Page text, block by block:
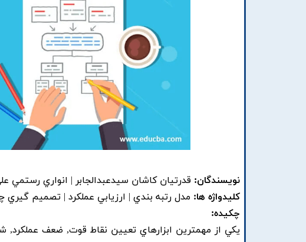
نویسندگان: قدرتيان کاشان سيدعبدالجابر | انواري رستمي
کلیدواژه ها: مدل رتبه بندي | ارزيابي عملکرد | تصميم
چکیده:
يکي از مهمترين ابزارهاي تعيين نقاط قوت, ضعف عملکرد,